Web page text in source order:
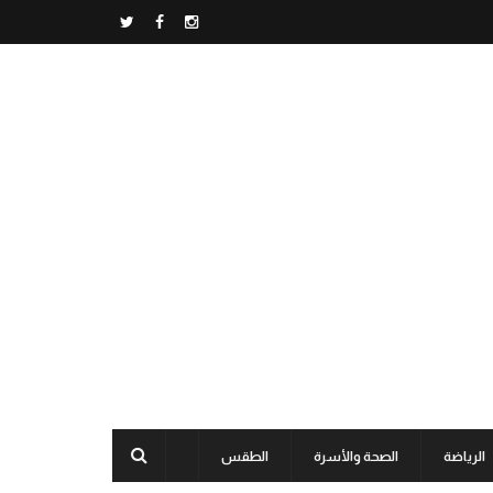
الرياضة الصحة والأسرة الطقس